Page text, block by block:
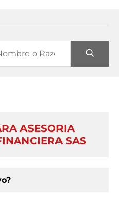
ASESORIA
SAS